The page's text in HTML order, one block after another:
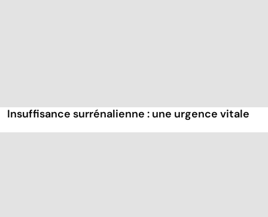
Insuffisance surrénalienne : une urgence vitale